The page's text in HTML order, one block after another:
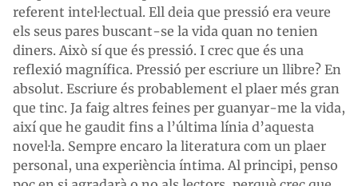
referent intel·lectual. Ell deia que pressió era veure
els seus pares buscant-se la vida quan no tenien
diners. Això sí que és pressió. I crec que és una
reflexió magnífica. Pressió per escriure un llibre? En
absolut. Escriure és probablement el plaer més gran
que tinc. Ja faig altres feines per guanyar-me la vida,
així que he gaudit fins a l’última línia d’aquesta
novel·la. Sempre encaro la literatura com un plaer
personal, una experiència íntima. Al principi, penso